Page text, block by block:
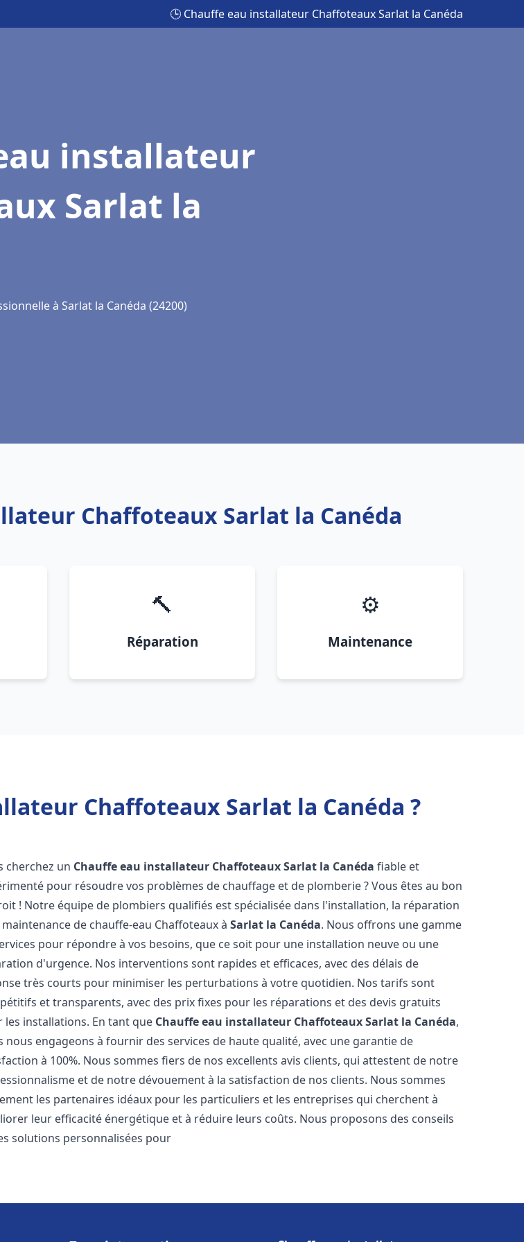
🕒 Chauffe eau installateur Chaffoteaux Sarlat la Canéda
installateur
Sarlat la
à Sarlat la Canéda (24200)
Chaffoteaux Sarlat la Canéda
🔨
Réparation
⚙️
Maintenance
Chaffoteaux Sarlat la Canéda ?
cherchez un Chauffe eau installateur ChaffoteauxSarlat la Canéda fiable et
pour résoudre vos problèmes de chauffage et de plomberie ? Vous êtes au bon
! Notre équipe de plombiers qualifiés est spécialisée dans l'installation, la réparation
maintenance de chauffe-eau Chaffoteaux àSarlat la Canéda. Nous offrons une gamme
pour répondre à vos besoins, que ce soit pour une installation neuve ou une
d'urgence. Nos interventions sont rapides et efficaces, avec des délais de
très courts pour minimiser les perturbations à votre quotidien. Nos tarifs sont
et transparents, avec des prix fixes pour les réparations et des devis gratuits
les installations. En tant que Chauffe eau installateur ChaffoteauxSarlat la Canéda,
nous engageons à fournir des services de haute qualité, avec une garantie de
à 100%. Nous sommes fiers de nos excellents avis clients, qui attestent de notre
et de notre dévouement à la satisfaction de nos clients. Nous sommes
les partenaires idéaux pour les particuliers et les entreprises qui cherchent à
leur efficacité énergétique et à réduire leurs coûts. Nous proposons des conseils
solutions personnalisées pour